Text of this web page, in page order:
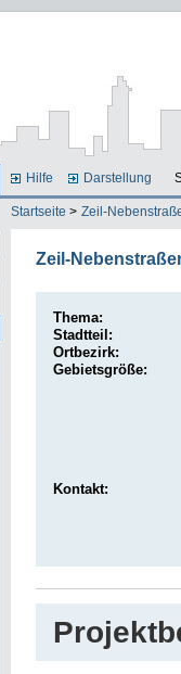
Hilfe Darstellung
Startseite > Zeil-
Zeil-
Thema:
Stadtteil:
Ortbezirk:
Gebietsgröße:
Kontakt: